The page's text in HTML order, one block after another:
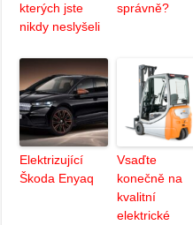
kterých jste
nikdy neslyšeli
správně?
Elektrizující
Škoda Enyaq
Vsaďte
konečně na
kvalitní
elektrické